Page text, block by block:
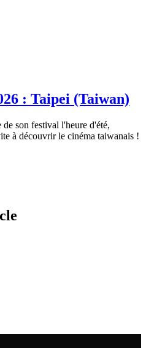
: Taipei (Taiwan)
de son festival l'heure d'été,
à découvrir le cinéma taiwanais !